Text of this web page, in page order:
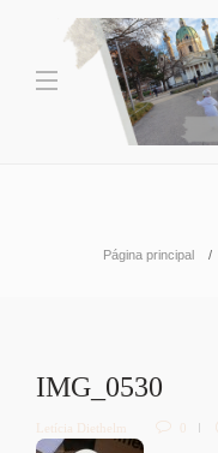
Página principal
IMG_0530
Letícia Diethelm 0